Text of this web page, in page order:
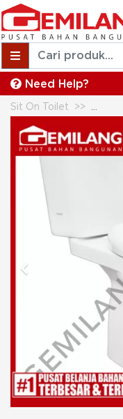
Need Help?
Sit On Toilet
Previous